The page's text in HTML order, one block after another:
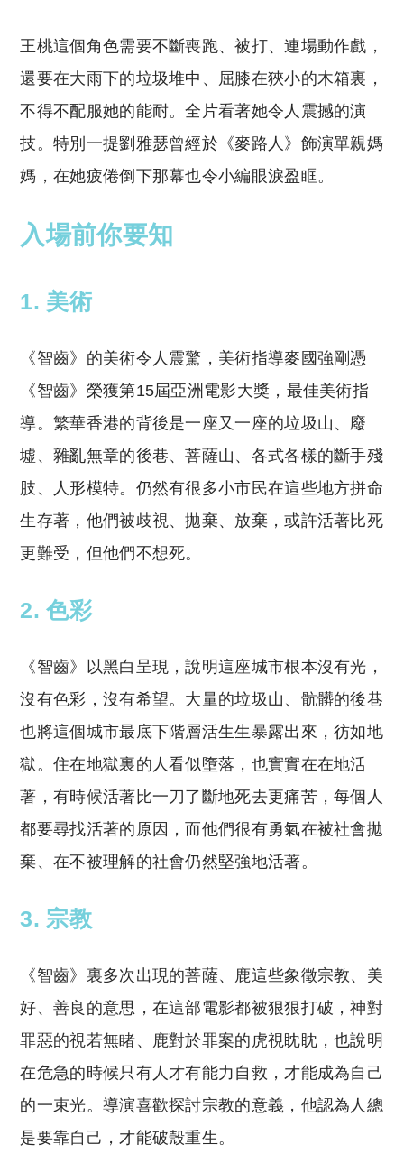
王桃這個角色需要不斷喪跑、被打、連場動作戲，
還要在大雨下的垃圾堆中、屈膝在狹小的木箱裏，
不得不配服她的能耐。全片看著她令人震撼的演
技。特別一提劉雅瑟曾經於《麥路人》飾演單親媽
媽，在她疲倦倒下那幕也令小編眼淚盈眶。
入場前你要知
1. 美術
《智齒》的美術令人震驚，美術指導麥國強剛憑
《智齒》榮獲第15屆亞洲電影大獎，最佳美術指
導。繁華香港的背後是一座又一座的垃圾山、廢
墟、雜亂無章的後巷、菩薩山、各式各樣的斷手殘
肢、人形模特。仍然有很多小市民在這些地方拼命
生存著，他們被歧視、拋棄、放棄，或許活著比死
更難受，但他們不想死。
2. 色彩
《智齒》以黑白呈現，說明這座城市根本沒有光，
沒有色彩，沒有希望。大量的垃圾山、骯髒的後巷
也將這個城市最底下階層活生生暴露出來，彷如地
獄。住在地獄裏的人看似墮落，也實實在在地活
著，有時候活著比一刀了斷地死去更痛苦，每個人
都要尋找活著的原因，而他們很有勇氣在被社會拋
棄、在不被理解的社會仍然堅強地活著。
3. 宗教
《智齒》裏多次出現的菩薩、鹿這些象徵宗教、美
好、善良的意思，在這部電影都被狠狠打破，神對
罪惡的視若無睹、鹿對於罪案的虎視眈眈，也說明
在危急的時候只有人才有能力自救，才能成為自己
的一束光。導演喜歡探討宗教的意義，他認為人總
是要靠自己，才能破殼重生。